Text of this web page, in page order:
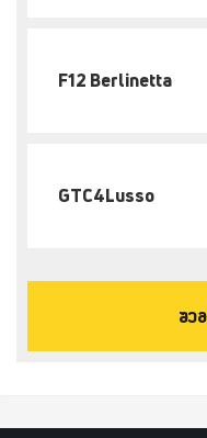
F12 Berlinetta
GTC4Lusso